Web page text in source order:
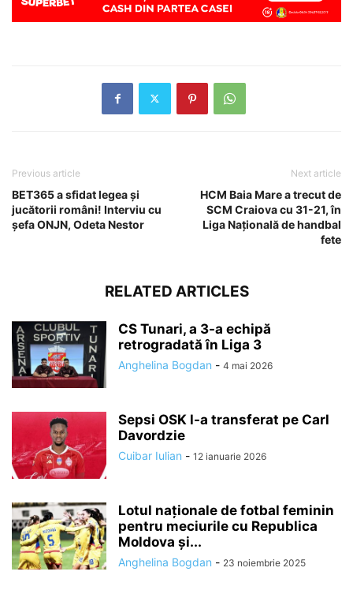
Previous article
BET365 a sfidat legea şi
jucătorii români! Interviu cu
şefa ONJN, Odeta Nestor
Next article
HCM Baia Mare a trecut de
SCM Craiova cu 31-21, în
Liga Națională de handbal
fete
RELATED ARTICLES
CS Tunari, a 3-a echipă
retrogradată în Liga 3
Anghelina Bogdan - 4 mai 2026
Sepsi OSK l-a transferat pe Carl
Davordzie
Cuibar Iulian - 12 ianuarie 2026
Lotul naționale de fotbal feminin
pentru meciurile cu Republica
Moldova și...
Anghelina Bogdan - 23 noiembrie 2025